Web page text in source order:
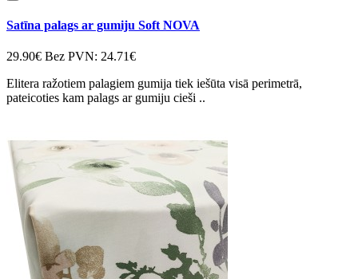
Satīna palags ar gumiju Soft NOVA
29.90€ Bez PVN: 24.71€
Elitera ražotiem palagiem gumija tiek iešūta visā perimetrā,
pateicoties kam palags ar gumiju cieši ..